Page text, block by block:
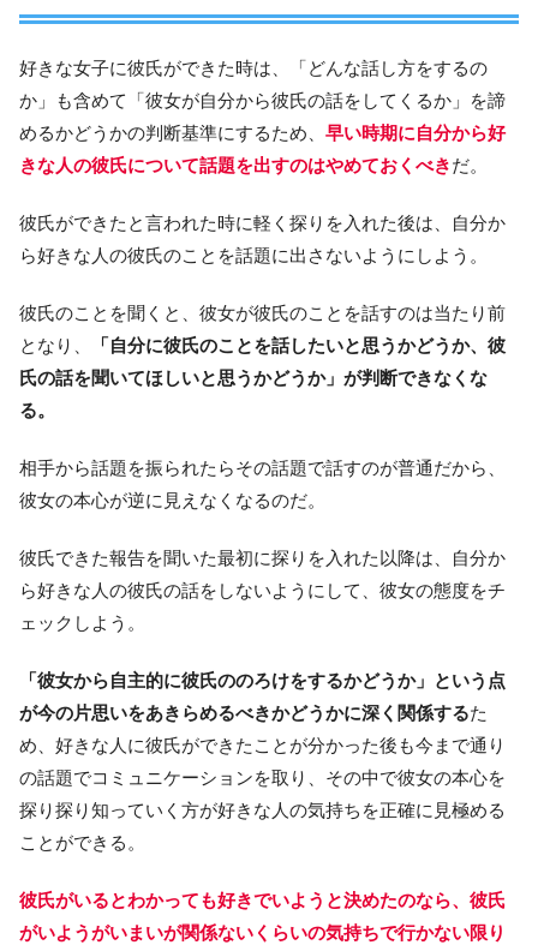
好きな女子に彼氏ができた時は、「どんな話し方をするの
か」も含めて「彼女が自分から彼氏の話をしてくるか」を諦
めるかどうかの判断基準にするため、 早い時期に自分から好
きな人の彼氏について話題を出すのはやめておくべきだ。
彼氏ができたと言われた時に軽く探りを入れた後は、自分か
ら好きな人の彼氏のことを話題に出さないようにしよう。
彼氏のことを聞くと、彼女が彼氏のことを話すのは当たり前
となり、
「自分に彼氏のことを話したいと思うかどうか、彼
氏の話を聞いてほしいと思うかどうか」が判断できなくな
る。
相手から話題を振られたらその話題で話すのが普通だから、
彼女の本心が逆に見えなくなるのだ。
彼氏できた報告を聞いた最初に探りを入れた以降は、自分か
ら好きな人の彼氏の話をしないようにして、彼女の態度をチ
ェックしよう。
「彼女から自主的に彼氏ののろけをするかどうか」という点
が今の片思いをあきらめるべきかどうかに深く関係するた
め、好きな人に彼氏ができたことが分かった後も今まで通り
の話題でコミュニケーションを取り、その中で彼女の本心を
探り探り知っていく方が好きな人の気持ちを正確に見極める
ことができる。
彼氏がいるとわかっても好きでいようと決めたのなら、彼氏
がいようがいまいが関係ないくらいの気持ちで行かない限り